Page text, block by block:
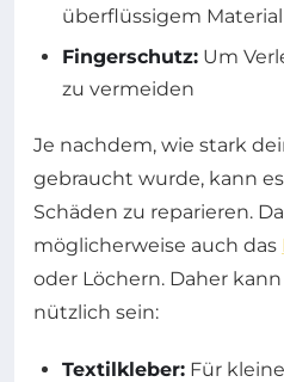
überflüssigem Material
Fingerschutz: Um
zu vermeiden
Je nachdem, wie stark
gebraucht wurde, kann
Schäden zu reparieren.
möglicherweise auch das
oder Löchern. Daher
nützlich sein:
Textilkleber: Für